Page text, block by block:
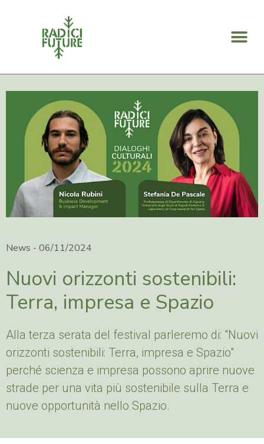
News - 06/11/2024
Nuovi orizzonti sostenibili:
Terra, impresa e Spazio
Alla terza serata del festival parleremo di: "Nuovi
orizzonti sostenibili: Terra, impresa e Spazio"
perché scienza e impresa possono aprire nuove
strade per una vita più sostenibile sulla Terra e
nuove opportunità nello Spazio.